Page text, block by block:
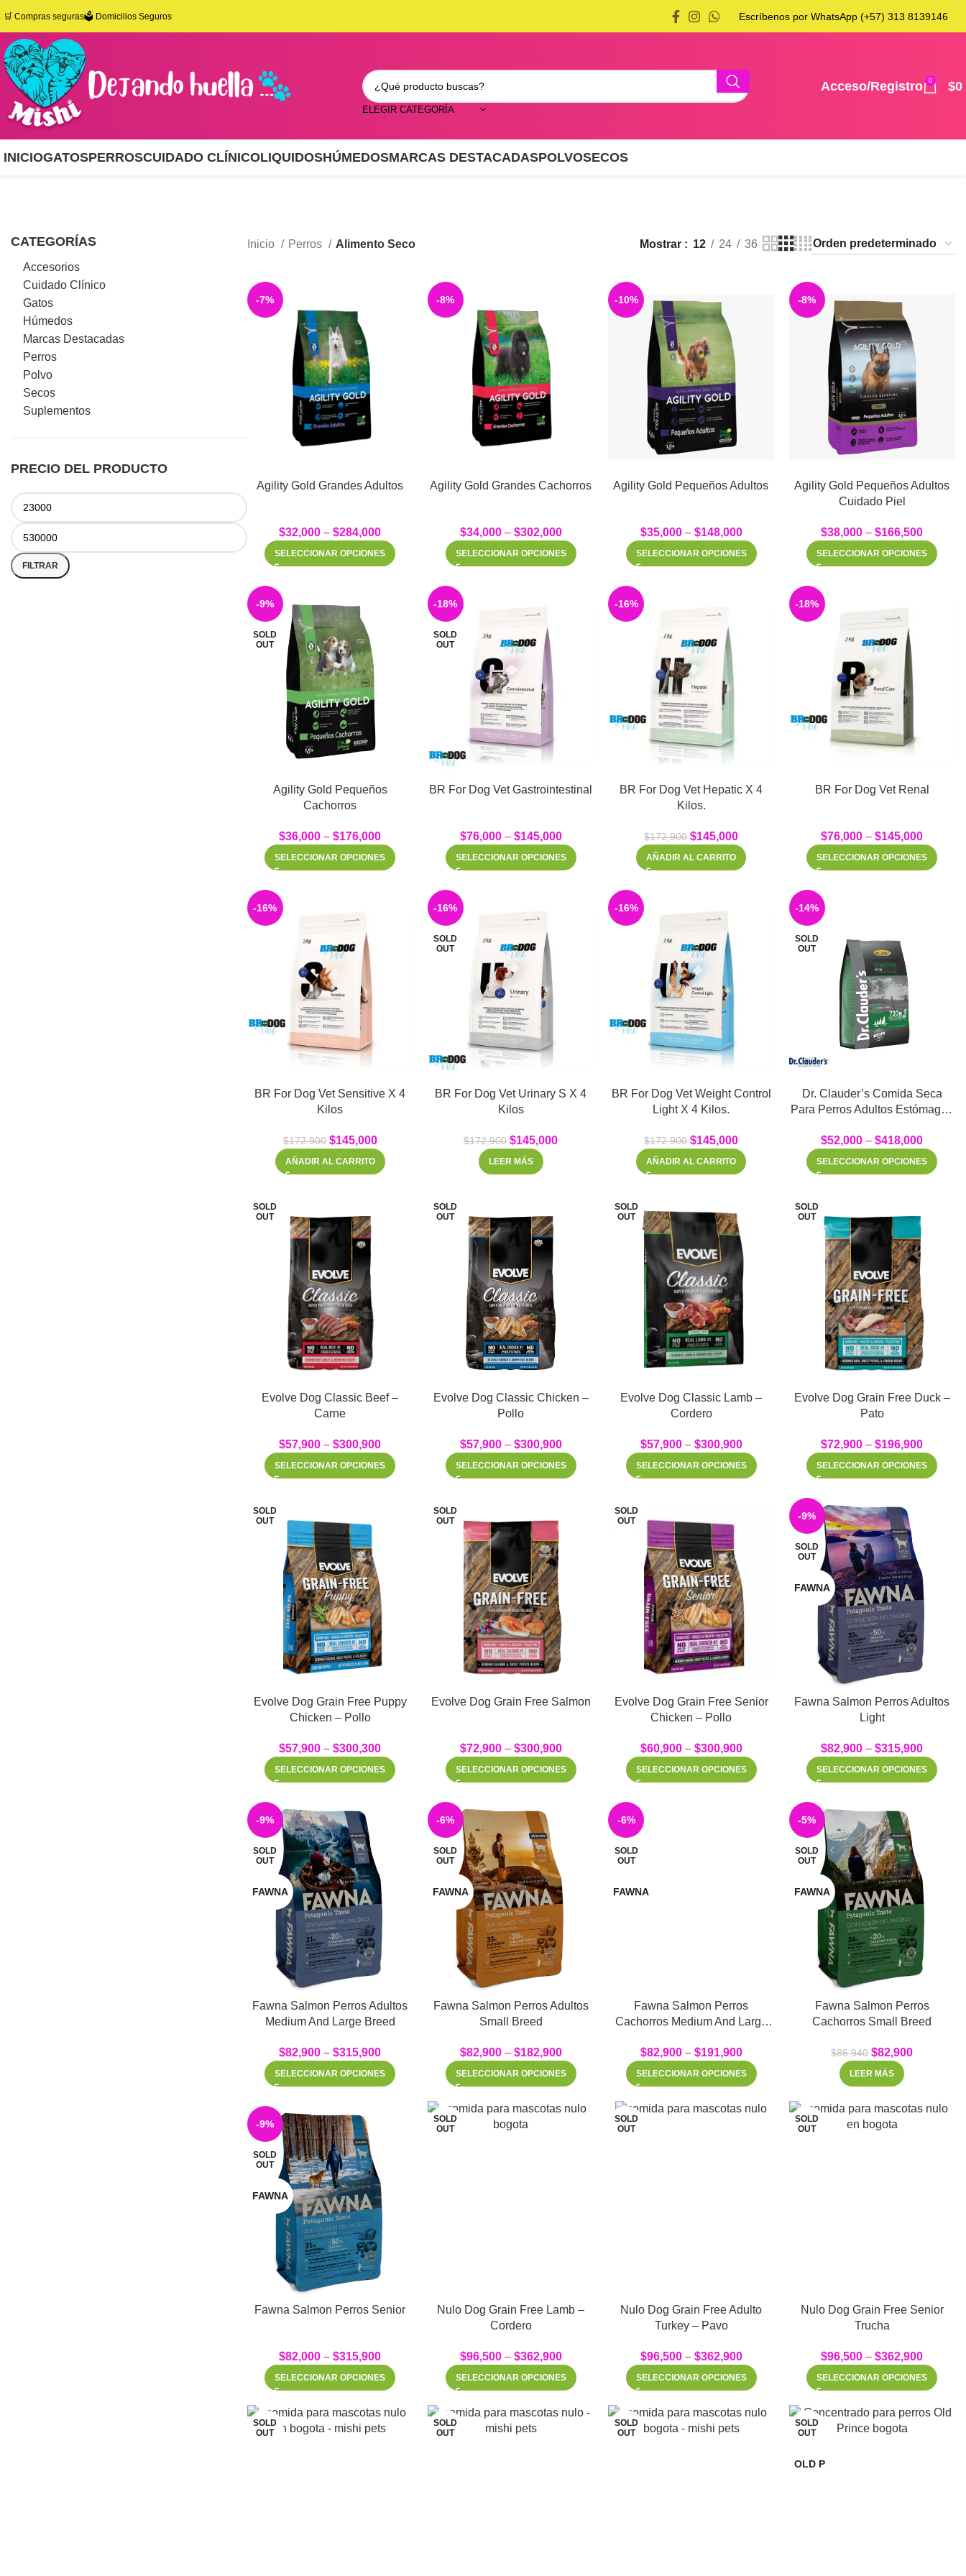
🛒 Compras seguras🗳️ Domicilios Seguros Escríbenos por WhatsApp (+57) 313 8139146
ELEGIR CATEGORÍA
Acceso/Registro 0 $0
INICIOGATOSPERROSCUIDADO CLÍNICOLIQUIDOSHÚMEDOSMARCAS DESTACADASPOLVOSECOS
CATEGORÍAS
Accesorios
Cuidado Clínico
Gatos
Húmedos
Marcas Destacadas
Perros
Polvo
Secos
Suplementos
PRECIO DEL PRODUCTO
FILTRAR
Inicio Perros Alimento Seco Mostrar 12 24 36
-7%
Agility Gold Grandes Adultos
$32,000 –$284,000
SELECCIONAR OPCIONES
-8%
Agility Gold Grandes Cachorros
$34,000– $302,000
SELECCIONAR OPCIONES
-10%
Agility Gold Pequeños Adultos
$35,000– $148,000
SELECCIONAR OPCIONES
-8%
Agility Gold Pequeños Adultos
Cuidado Piel
$38,000 –$166,500
SELECCIONAR OPCIONES
-9%
SOLD
OUT
Agility Gold Pequeños
Cachorros
$36,000 –$176,000
SELECCIONAR OPCIONES
-18%
SOLD
OUT
BR For Dog Vet Gastrointestinal
$76,000– $145,000
SELECCIONAR OPCIONES
-16%
BR For Dog Vet Hepatic X 4
Kilos.
$172,900 $145,000
AÑADIR AL CARRITO
-18%
BR For Dog Vet Renal
$76,000 –$145,000
SELECCIONAR OPCIONES
-16%
BR For Dog Vet Sensitive X 4
Kilos
$172,900 $145,000
AÑADIR AL CARRITO
-16%
SOLD
OUT
BR For Dog Vet Urinary S X 4
Kilos
$172,900 $145,000
LEER MÁS
-16%
BR For Dog Vet Weight Control
Light X 4 Kilos.
$172,900 $145,000
AÑADIR AL CARRITO
-14%
SOLD
OUT
Dr. Clauder’s Comida Seca
Para Perros Adultos Estómagos
$52,000 –$418,000
SELECCIONAR OPCIONES
SOLD
OUT
Evolve Dog Classic Beef –
Carne
$57,900 –$300,900
SELECCIONAR OPCIONES
SOLD
OUT
Evolve Dog Classic Chicken –
Pollo
$57,900– $300,900
SELECCIONAR OPCIONES
SOLD
OUT
Evolve Dog Classic Lamb –
Cordero
$57,900– $300,900
SELECCIONAR OPCIONES
SOLD
OUT
Evolve Dog Grain Free Duck –
Pato
$72,900 –$196,900
SELECCIONAR OPCIONES
SOLD
OUT
Evolve Dog Grain Free Puppy
Chicken – Pollo
$57,900 –$300,300
SELECCIONAR OPCIONES
SOLD
OUT
Evolve Dog Grain Free Salmon
$72,900– $300,900
SELECCIONAR OPCIONES
SOLD
OUT
Evolve Dog Grain Free Senior
Chicken – Pollo
$60,900– $300,900
SELECCIONAR OPCIONES
-9%
SOLD
OUT
FAWNA
Fawna Salmon Perros Adultos
Light
$82,900 –$315,900
SELECCIONAR OPCIONES
-9%
SOLD
OUT
FAWNA
Fawna Salmon Perros Adultos
Medium And Large Breed
$82,900 –$315,900
SELECCIONAR OPCIONES
-6%
SOLD
OUT
FAWNA
Fawna Salmon Perros Adultos
Small Breed
$82,900– $182,900
SELECCIONAR OPCIONES
-6%
SOLD
OUT
FAWNA
Fawna Salmon Perros
Cachorros Medium And Large
$82,900– $191,900
SELECCIONAR OPCIONES
-5%
SOLD
OUT
FAWNA
Fawna Salmon Perros
Cachorros Small Breed
$86,940 $82,900
LEER MÁS
-9%
SOLD
OUT
FAWNA
Fawna Salmon Perros Senior
$82,000 –$315,900
SELECCIONAR OPCIONES
SOLD
OUT
Nulo Dog Grain Free Lamb –
Cordero
$96,500– $362,900
SELECCIONAR OPCIONES
SOLD
OUT
Nulo Dog Grain Free Adulto
Turkey – Pavo
$96,500– $362,900
SELECCIONAR OPCIONES
SOLD
OUT
Nulo Dog Grain Free Senior
Trucha
$96,500 –$362,900
SELECCIONAR OPCIONES
SOLD
OUT
SOLD
OUT
SOLD
OUT
SOLD
OUT
OLD P